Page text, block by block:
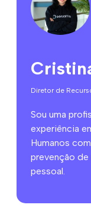
Diretor de
Sou uma
experiência
Humanos
prevenção
pessoal.